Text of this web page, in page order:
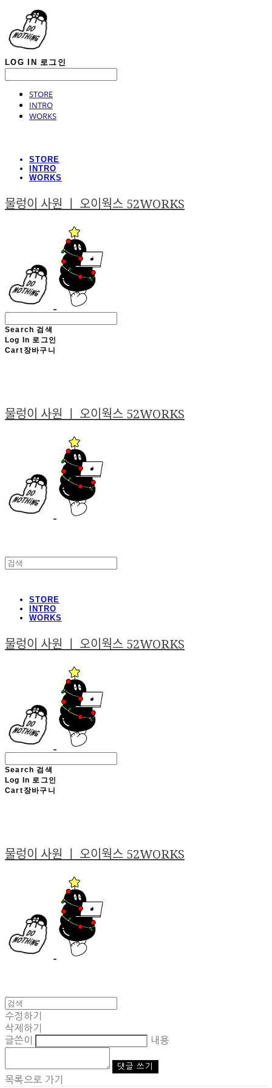
LOG IN 로그인
STORE
INTRO
WORKS
STORE
INTRO
WORKS
물렁이 사원 ㅣ 오이웍스 52WORKS
Search 검색
Log In 로그인
Cart 장바구니
물렁이 사원 ㅣ 오이웍스 52WORKS
STORE
INTRO
WORKS
물렁이 사원 ㅣ 오이웍스 52WORKS
Search 검색
Log In 로그인
Cart 장바구니
물렁이 사원 ㅣ 오이웍스 52WORKS
수정하기
삭제하기
글쓴이
내용
댓글 쓰기
목록으로 가기